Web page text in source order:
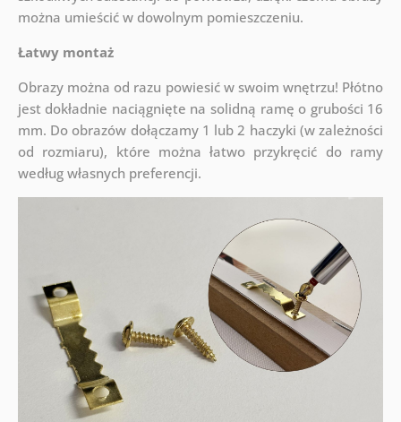
można umieścić w dowolnym pomieszczeniu.
Łatwy montaż
Obrazy można od razu powiesić w swoim wnętrzu! Płótno
jest dokładnie naciągnięte na solidną ramę o grubości 16
mm. Do obrazów dołączamy 1 lub 2 haczyki (w zależności
od rozmiaru), które można łatwo przykręcić do ramy
według własnych preferencji.